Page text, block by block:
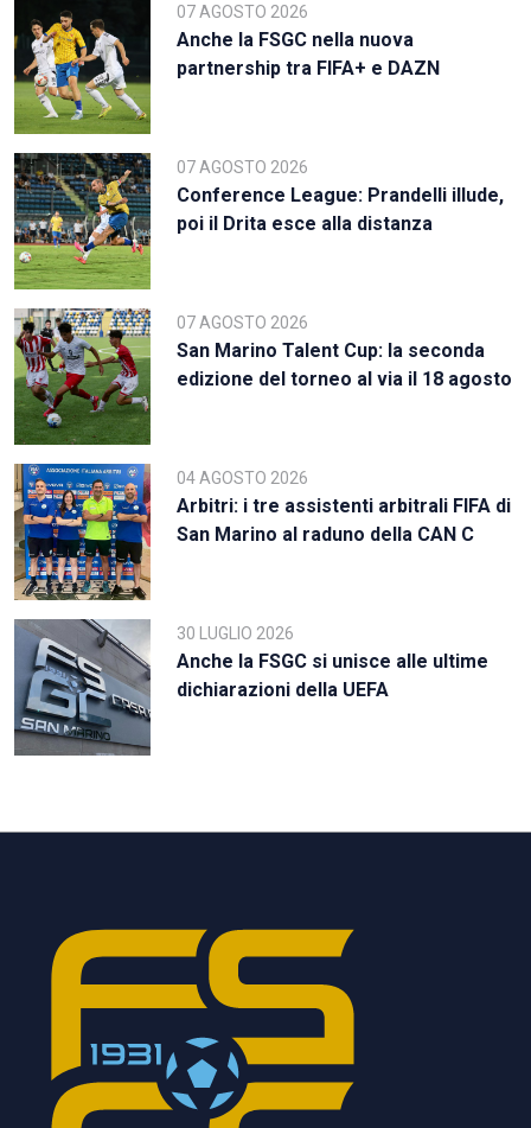
07 AGOSTO 2026
Anche la FSGC nella nuova
partnership tra FIFA+ e DAZN
07 AGOSTO 2026
Conference League: Prandelli illude,
poi il Drita esce alla distanza
07 AGOSTO 2026
San Marino Talent Cup: la seconda
edizione del torneo al via il 18 agosto
04 AGOSTO 2026
Arbitri: i tre assistenti arbitrali FIFA di
San Marino al raduno della CAN C
30 LUGLIO 2026
Anche la FSGC si unisce alle ultime
dichiarazioni della UEFA